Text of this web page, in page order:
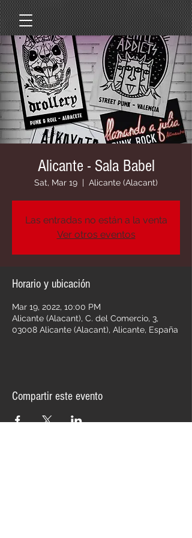
Alicante - Sala Babel
Sat, Mar 19
  |
Alicante (Alacant)
Las entradas no están a la venta
Ver otros eventos
Horario y ubicación
Mar 19, 2022, 10:00 PM
Alicante (Alacant), C. del Comercio, 3,
03008 Alicante (Alacant), Alicante, España
Compartir este evento